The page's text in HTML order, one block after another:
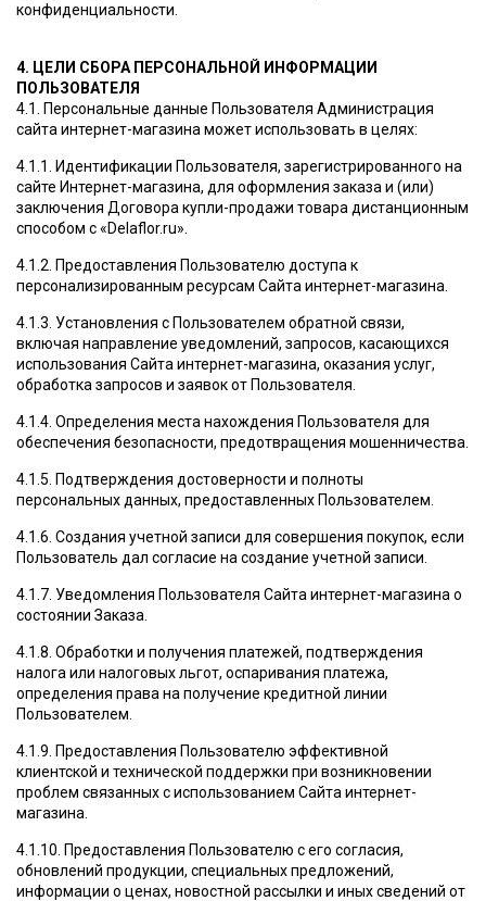
конфиденциальности.
4. ЦЕЛИ СБОРА ПЕРСОНАЛЬНОЙ ИНФОРМАЦИИ
ПОЛЬЗОВАТЕЛЯ
4.1. Персональные данные Пользователя Администрация
сайта интернет-магазина может использовать в целях:
4.1.1. Идентификации Пользователя, зарегистрированного на
сайте Интернет-магазина, для оформления заказа и (или)
заключения Договора купли-продажи товара дистанционным
способом с «Delaflor.ru».
4.1.2. Предоставления Пользователю доступа к
персонализированным ресурсам Сайта интернет-магазина.
4.1.3. Установления с Пользователем обратной связи,
включая направление уведомлений, запросов, касающихся
использования Сайта интернет-магазина, оказания услуг,
обработка запросов и заявок от Пользователя.
4.1.4. Определения места нахождения Пользователя для
обеспечения безопасности, предотвращения мошенничества.
4.1.5. Подтверждения достоверности и полноты
персональных данных, предоставленных Пользователем.
4.1.6. Создания учетной записи для совершения покупок, если
Пользователь дал согласие на создание учетной записи.
4.1.7. Уведомления Пользователя Сайта интернет-магазина о
состоянии Заказа.
4.1.8. Обработки и получения платежей, подтверждения
налога или налоговых льгот, оспаривания платежа,
определения права на получение кредитной линии
Пользователем.
4.1.9. Предоставления Пользователю эффективной
клиентской и технической поддержки при возникновении
проблем связанных с использованием Сайта интернет-
магазина.
4.1.10. Предоставления Пользователю с его согласия,
обновлений продукции, специальных предложений,
информации о ценах, новостной рассылки и иных сведений от